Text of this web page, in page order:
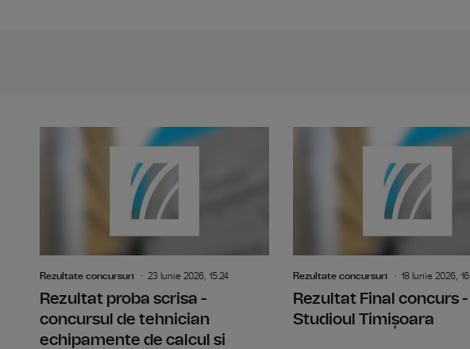
Rezultate concursuri 23 Iunie 2026, 15:24
Rezultat proba scrisa -
concursul de tehnician
echipamente de calcul si
Rezultate concursuri 18 Iunie 2026,
Rezultat Final concurs -
Studioul Timișoara